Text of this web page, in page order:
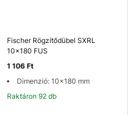
Fischer Rögzítődübel SXRL
10x180 FUS
1 106 Ft
Dimenzió: 10x180 mm
Raktáron 92 db